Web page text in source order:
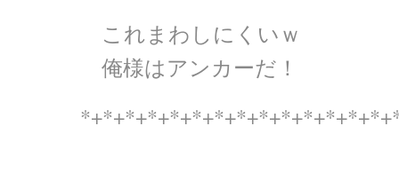
これまわしにくいｗ
俺様はアンカーだ！